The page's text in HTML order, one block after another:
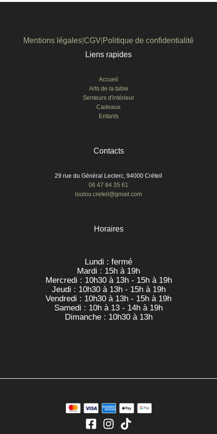
Mentions légales|CGV|Politique de confidentialité
Liens rapides
Accueil
Arts de la table
Senteurs d'intérieur
Cadeaux
Enfants
Contacts
29 rue du Général Leclerc, 94000 Créteil
06 47 84 35 61
loulou.creteil@gmail.com
Horaires
Lundi : fermé
Mardi : 15h à 19h
Mercredi : 10h30 à 13h - 15h à 19h
Jeudi : 10h30 à 13h - 15h à 19h
Vendredi : 10h30 à 13h - 15h à 19h
Samedi : 10h à 13 - 14h à 19h
Dimanche : 10h30 à 13h